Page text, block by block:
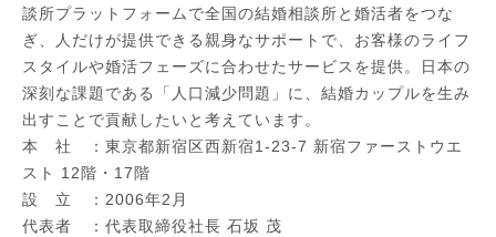
談所プラットフォームで全国の結婚相談所と婚活者をつな
ぎ、人だけが提供できる親身なサポートで、お客様のライフ
スタイルや婚活フェーズに合わせたサービスを提供。日本の
深刻な課題である「人口減少問題」に、結婚カップルを生み
出すことで貢献したいと考えています。
本 社 ：東京都新宿区西新宿1-23-7 新宿ファーストウエ
スト 12階・17階
設 立 ：2006年2月
代表者 ：代表取締役社長 石坂 茂